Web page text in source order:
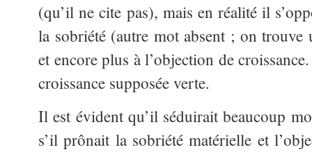
(qu’il ne cite pas), mais en réalité il
la sobriété (autre mot absent ; on
et encore plus à l’objection de
croissance supposée verte.
Il est évident qu’il séduirait beaucoup
s’il prônait la sobriété matérielle et